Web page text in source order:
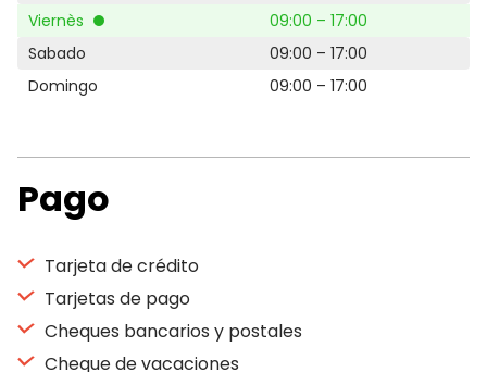
Viernès
09:00 – 17:00
Sabado
09:00 – 17:00
Domingo
09:00 – 17:00
Pago
Tarjeta de crédito
Tarjetas de pago
Cheques bancarios y postales
Cheque de vacaciones